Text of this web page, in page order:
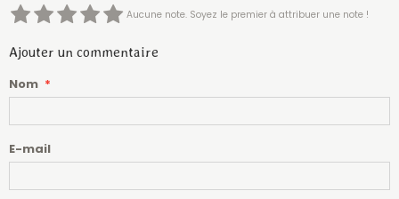
Aucune note. Soyez le premier à attribuer une note !
Ajouter un commentaire
Nom
E-mail